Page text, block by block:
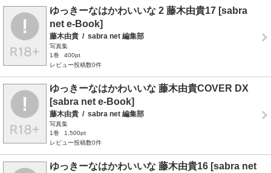
ゆっきーなはかわいいな 2 藤木由貴17 [sabra
net e-Book]
藤木由貴 / sabra net 編集部
写真集
1巻
400pt
レビュー投稿数0件
ゆっきーなはかわいいな 藤木由貴COVER DX
[sabra net e-Book]
藤木由貴 / sabra net 編集部
写真集
1巻
1,500pt
レビュー投稿数0件
ゆっきーなはかわいいな 藤木由貴16 [sabra net